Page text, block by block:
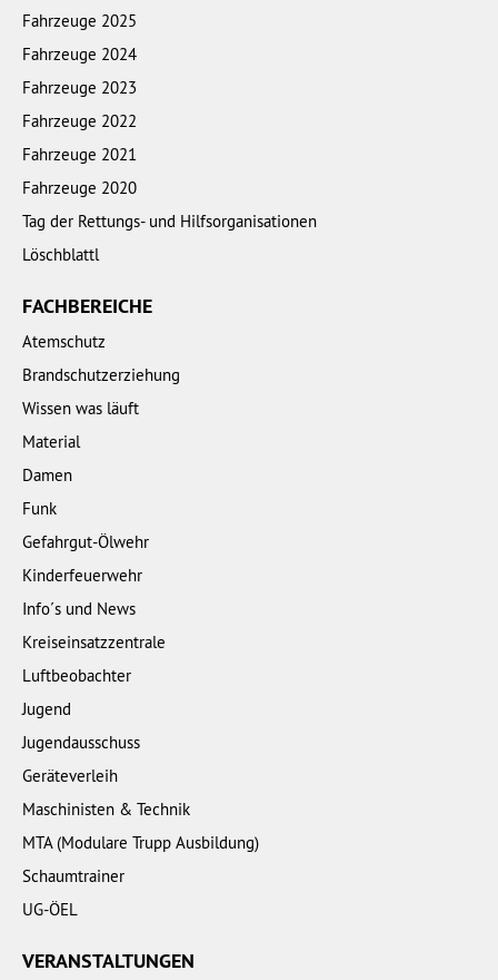
Fahrzeuge 2025
Fahrzeuge 2024
Fahrzeuge 2023
Fahrzeuge 2022
Fahrzeuge 2021
Fahrzeuge 2020
Tag der Rettungs- und Hilfsorganisationen
Löschblattl
FACHBEREICHE
Atemschutz
Brandschutzerziehung
Wissen was läuft
Material
Damen
Funk
Gefahrgut-Ölwehr
Kinderfeuerwehr
Info´s und News
Kreiseinsatzzentrale
Luftbeobachter
Jugend
Jugendausschuss
Geräteverleih
Maschinisten & Technik
MTA (Modulare Trupp Ausbildung)
Schaumtrainer
UG-ÖEL
VERANSTALTUNGEN